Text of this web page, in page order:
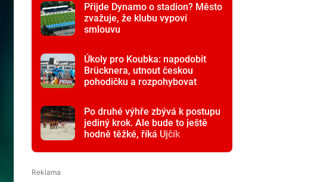
Přijde Dynamo o stadion? Město
zvažuje, že klubu vypoví
smlouvu
Úkoly pro Koubka: napodobit
Brücknera, utnout českou
pohodičku a rozpohybovat
Po druhé výhře zbývá k postupu
jediný krok. Ale bude to ještě
hodně těžké, říká Ujčík